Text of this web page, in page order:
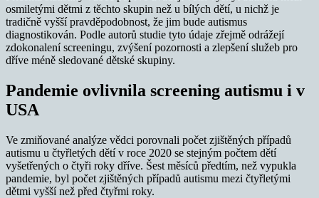
osmiletými dětmi z těchto skupin než u bílých dětí, u nichž je
tradičně vyšší pravděpodobnost, že jim bude autismus
diagnostikován. Podle autorů studie tyto údaje zřejmě odrážejí
zdokonalení screeningu, zvýšení pozornosti a zlepšení služeb pro
dříve méně sledované dětské skupiny.
Pandemie ovlivnila screening autismu i v
USA
Ve zmiňované analýze vědci porovnali počet zjištěných případů
autismu u čtyřletých dětí v roce 2020 se stejným počtem dětí
vyšetřených o čtyři roky dříve. Šest měsíců předtím, než vypukla
pandemie, byl počet zjištěných případů autismu mezi čtyřletými
dětmi vyšší než před čtyřmi roky.